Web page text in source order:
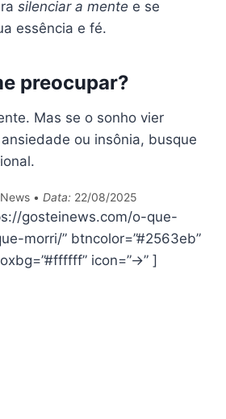
silenciar a mente e se
essência e fé.
preocupar?
Mas se o sonho vier
ou insônia, busque
• Data: 22/08/2025
gosteinews.com/o-que-
morri/” btncolor=”#2563eb”
icon=”→” ]